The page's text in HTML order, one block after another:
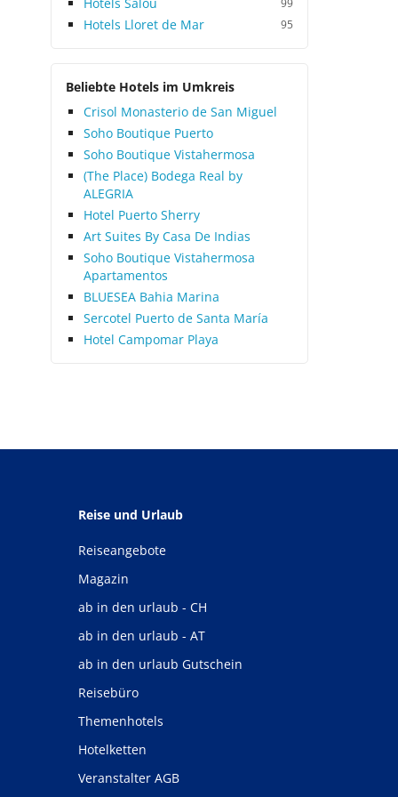
99
Hotels Lloret de Mar 95
Beliebte Hotels im Umkreis
Crisol Monasterio de San Miguel
Soho Boutique Puerto
Soho Boutique Vistahermosa
(The Place) Bodega Real by
ALEGRIA
Hotel Puerto Sherry
Art Suites By Casa De Indias
Soho Boutique Vistahermosa
Apartamentos
BLUESEA Bahia Marina
Sercotel Puerto de Santa María
Hotel Campomar Playa
Reise und Urlaub
Reiseangebote
Magazin
ab in den urlaub - CH
ab in den urlaub - AT
ab in den urlaub Gutschein
Reisebüro
Themenhotels
Hotelketten
Veranstalter AGB